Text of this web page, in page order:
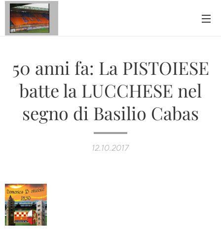
50 anni fa: La PISTOIESE
batte la LUCCHESE nel
segno di Basilio Cabas
12.10.2017